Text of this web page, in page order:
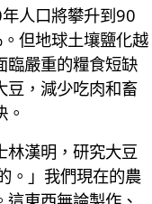
人口將攀升到90
但地球土壤鹽化越
臨嚴重的糧食短缺
豆，減少吃肉和畜
林漢明，研究大豆
。」我們現在的農